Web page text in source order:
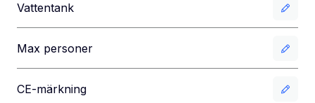
Vattentank
Max personer
CE-märkning